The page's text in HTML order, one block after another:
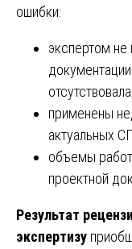
ошибки:
экспертом не
отсутствовала;
применены
актуальных
объемы
проектной
Результат
экспертизу